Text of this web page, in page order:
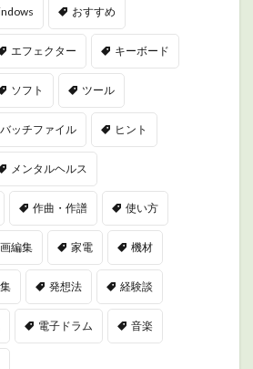
おすすめ
エフェクター キーボード
ソフト ツール
バッチファイル ヒント
メンタルヘルス
作曲・作譜 使い方
編集 家電 機材
発想法 経験談
電子ドラム 音楽